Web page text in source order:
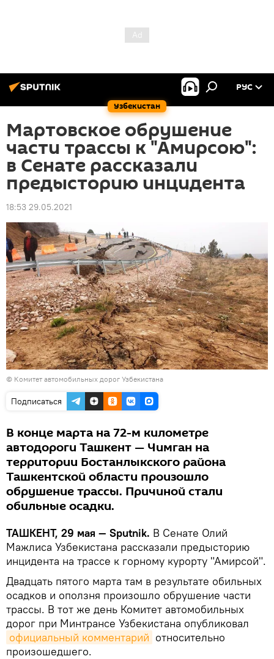
Узбекистан
РУС
Мартовское обрушение
части трассы к "Амирсою":
в Сенате рассказали
предысторию инцидента
18:53 29.05.2021
© Комитет автомобильных дорог Узбекистана
Подписаться
В конце марта на 72-м километре
автодороги Ташкент — Чимган на
территории Бостанлыкского района
Ташкентской области произошло
обрушение трассы. Причиной стали
обильные осадки.
ТАШКЕНТ, 29 мая — Sputnik. В Сенате Олий
Мажлиса Узбекистана рассказали предысторию
инцидента на трассе к горному курорту "Амирсой".
Двадцать пятого марта там в результате обильных
осадков и оползня произошло обрушение части
трассы. В тот же день Комитет автомобильных
дорог при Минтрансе Узбекистана опубликовал
официальный комментарий относительно
произошедшего.